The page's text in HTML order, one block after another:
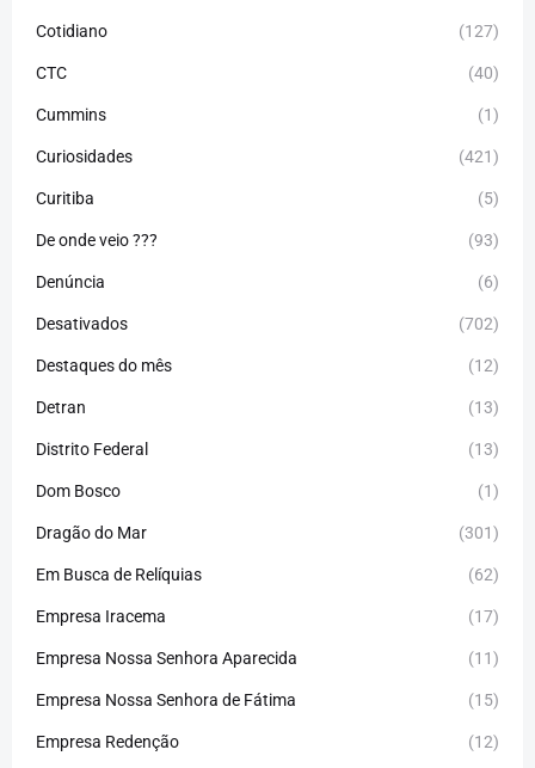
Cotidiano (127)
CTC (40)
Cummins (1)
Curiosidades (421)
Curitiba (5)
De onde veio ??? (93)
Denúncia (6)
Desativados (702)
Destaques do mês (12)
Detran (13)
Distrito Federal (13)
Dom Bosco (1)
Dragão do Mar (301)
Em Busca de Relíquias (62)
Empresa Iracema (17)
Empresa Nossa Senhora Aparecida (11)
Empresa Nossa Senhora de Fátima (15)
Empresa Redenção (12)